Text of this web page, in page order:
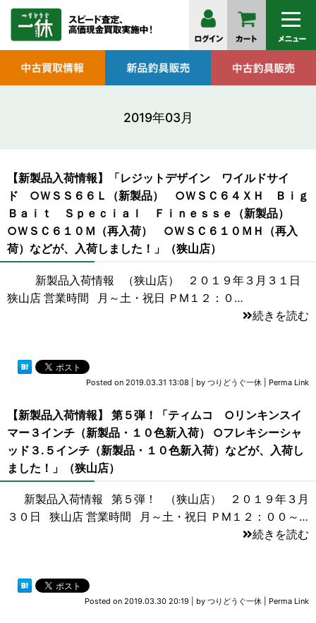
2019年03月
【新製品入荷情報】「レジットデザイン ワイルドサイ
ド ○ＷＳＳ６６Ｌ（新製品） ○ＷＳＣ６４ＸＨ Ｂｉｇ
Ｂａｉｔ Ｓｐｅｃｉａｌ Ｆｉｎｅｓｓｅ（新製品）
○ＷＳＣ６１０Ｍ（再入荷） ○ＷＳＣ６１０ＭＨ（再入
荷）などが、入荷しました！」（狭山店）
新製品入荷情報 （狭山店） ２０１９年３月３１日
狭山店 営業時間 月～土・祝日 ＰM１２：０…
続きを読む
Posted on 2019.03.31 13:08 by つりどうぐ一休 Perma Link
【新製品入荷情報】 第５弾！「ティムコ ○リンキンスイ
マー３インチ（新製品・１０色新入荷） ○フレキシーシャ
ッド３.５インチ（新製品・１０色新入荷）などが、入荷し
ました！」（狭山店）
新製品入荷情報 第５弾！ （狭山店） ２０１９年３月
３０日 狭山店 営業時間 月～土・祝日 ＰM１２：００～…
続きを読む
Posted on 2019.03.30 20:19 by つりどうぐ一休 Perma Link